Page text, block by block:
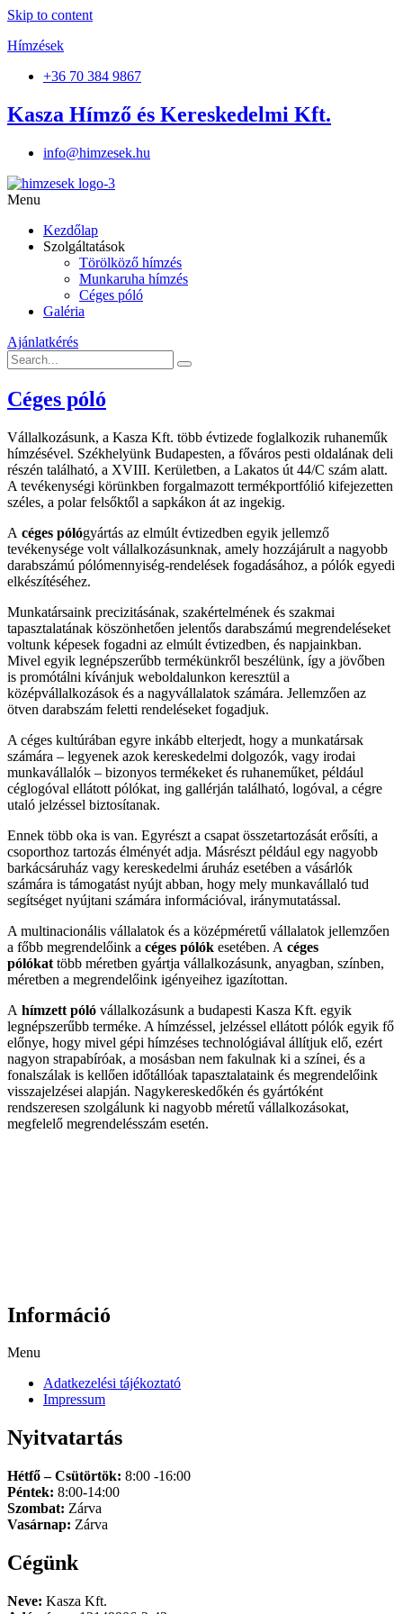
Skip to content
Hímzések
+36 70 384 9867
Kasza Hímző és Kereskedelmi Kft.
info@himzesek.hu
Menu
Kezdőlap
Szolgáltatások
Törölköző hímzés
Munkaruha hímzés
Céges póló
Galéria
Ajánlatkérés
Céges póló
Vállalkozásunk, a Kasza Kft. több évtizede foglalkozik ruhaneműk
hímzésével. Székhelyünk Budapesten, a főváros pesti oldalának deli
részén található, a XVIII. Kerületben, a Lakatos út 44/C szám alatt.
A tevékenységi körünkben forgalmazott termékportfólió kifejezetten
széles, a polar felsőktől a sapkákon át az ingekig.
A céges pólógyártás az elmúlt évtizedben egyik jellemző
tevékenysége volt vállalkozásunknak, amely hozzájárult a nagyobb
darabszámú pólómennyiség-rendelések fogadásához, a pólók egyedi
elkészítéséhez.
Munkatársaink precizitásának, szakértelmének és szakmai
tapasztalatának köszönhetően jelentős darabszámú megrendeléseket
voltunk képesek fogadni az elmúlt évtizedben, és napjainkban.
Mivel egyik legnépszerűbb termékünkről beszélünk, így a jövőben
is promótálni kívánjuk weboldalunkon keresztül a
középvállalkozások és a nagyvállalatok számára. Jellemzően az
ötven darabszám feletti rendeléseket fogadjuk.
A céges kultúrában egyre inkább elterjedt, hogy a munkatársak
számára – legyenek azok kereskedelmi dolgozók, vagy irodai
munkavállalók – bizonyos termékeket és ruhaneműket, például
céglogóval ellátott pólókat, ing gallérján található, logóval, a cégre
utaló jelzéssel biztosítanak.
Ennek több oka is van. Egyrészt a csapat összetartozását erősíti, a
csoporthoz tartozás élményét adja. Másrészt például egy nagyobb
barkácsáruház vagy kereskedelmi áruház esetében a vásárlók
számára is támogatást nyújt abban, hogy mely munkavállaló tud
segítséget nyújtani számára információval, iránymutatással.
A multinacionális vállalatok és a középméretű vállalatok jellemzően
a főbb megrendelőink a céges pólók esetében. A céges
pólókat több méretben gyártja vállalkozásunk, anyagban, színben,
méretben a megrendelőink igényeihez igazítottan.
A hímzett póló vállalkozásunk a budapesti Kasza Kft. egyik
legnépszerűbb terméke. A hímzéssel, jelzéssel ellátott pólók egyik fő
előnye, hogy mivel gépi hímzéses technológiával állítjuk elő, ezért
nagyon strapabíróak, a mosásban nem fakulnak ki a színei, és a
fonalszálak is kellően időtállóak tapasztalataink és megrendelőink
visszajelzései alapján. Nagykereskedőkén és gyártóként
rendszeresen szolgálunk ki nagyobb méretű vállalkozásokat,
megfelelő megrendelésszám esetén.
Információ
Menu
Adatkezelési tájékoztató
Impressum
Nyitvatartás
Hétfő – Csütörtök: 8:00 -16:00
Péntek: 8:00-14:00
Szombat: Zárva
Vasárnap: Zárva
Cégünk
Neve: Kasza Kft.